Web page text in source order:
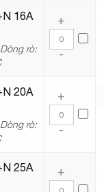
16A
rò:
+
-
20A
rò:
+
-
25A
+